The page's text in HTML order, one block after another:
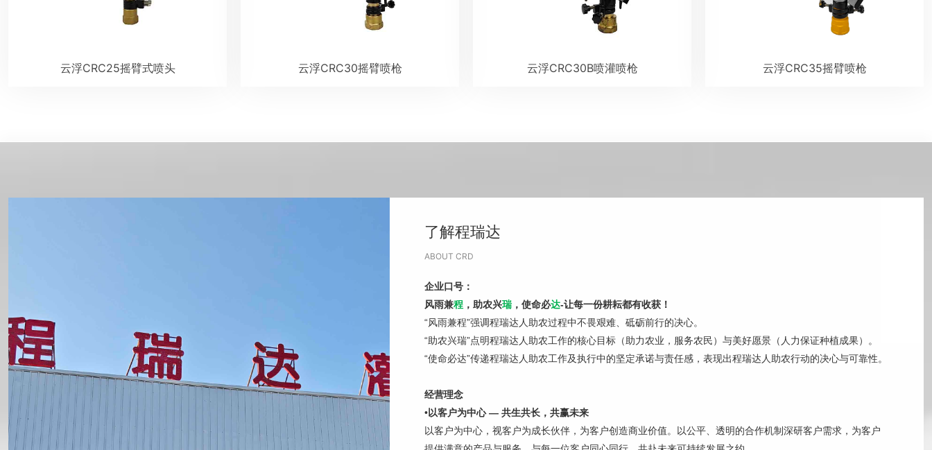
云浮CRC25摇臂式喷头 云浮CRC30摇臂喷枪 云浮CRC30B喷灌喷枪 云浮CRC35摇臂喷枪
了解程瑞达
ABOUT CRD
企业口号：
风雨兼程，助农兴瑞，使命必达-让每一份耕耘都有收获！
“风雨兼程”强调程瑞达人助农过程中不畏艰难、砥砺前行的决心。
“助农兴瑞”点明程瑞达人助农工作的核心目标（助力农业，服务农民）与美好愿景（人力保证种植成果）。
“使命必达”传递程瑞达人助农工作及执行中的坚定承诺与责任感，表现出程瑞达人助农行动的决心与可靠性。
经营理念
•以客户为中心 — 共生共长，共赢未来
以客户为中心，视客户为成长伙伴，为客户创造商业价值。以公平、透明的合作机制深研客户需求，为客户